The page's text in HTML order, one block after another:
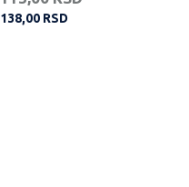
138,00 RSD